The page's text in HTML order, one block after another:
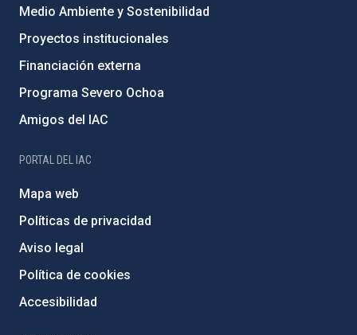
Medio Ambiente y Sostenibilidad
Proyectos institucionales
Financiación externa
Programa Severo Ochoa
Amigos del IAC
PORTAL DEL IAC
Mapa web
Políticas de privacidad
Aviso legal
Política de cookies
Accesibilidad